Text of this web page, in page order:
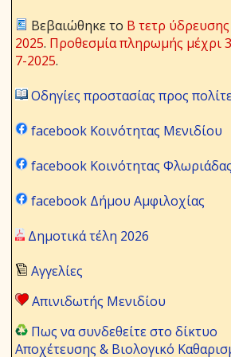
Βεβαιώθηκε το Β τετρ ύδρευσης
2025. Προθεσμία πληρωμής μέχρι
7-2025.
Οδηγίες προστασίας προς
facebook Κοινότητας Μενιδίου
facebook Κοινότητας Φλωριάδας
facebook Δήμου Αμφιλοχίας
Δημοτικά τέλη 2026
Αγγελίες
Απινιδωτής Μενιδίου
Πως να συνδεθείτε στο δίκτυο
Αποχέτευσης & Βιολογικό